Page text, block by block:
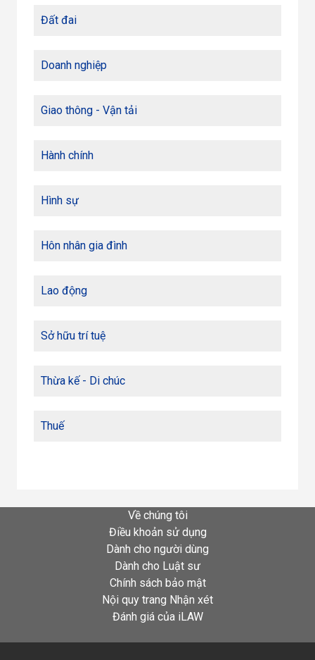
Đất đai
Doanh nghiệp
Giao thông - Vận tải
Hành chính
Hình sự
Hôn nhân gia đình
Lao động
Sở hữu trí tuệ
Thừa kế - Di chúc
Thuế
Về chúng tôi
Điều khoản sử dụng
Dành cho người dùng
Dành cho Luật sư
Chính sách bảo mật
Nội quy trang Nhận xét
Đánh giá của iLAW